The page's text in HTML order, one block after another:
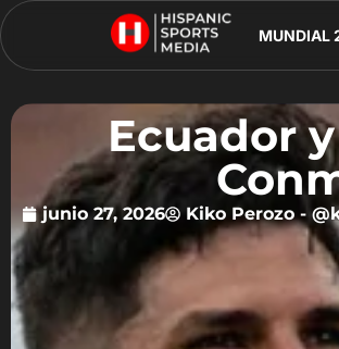
MUNDIAL
Ecuador
junio 27, 2026 Kiko Perozo -